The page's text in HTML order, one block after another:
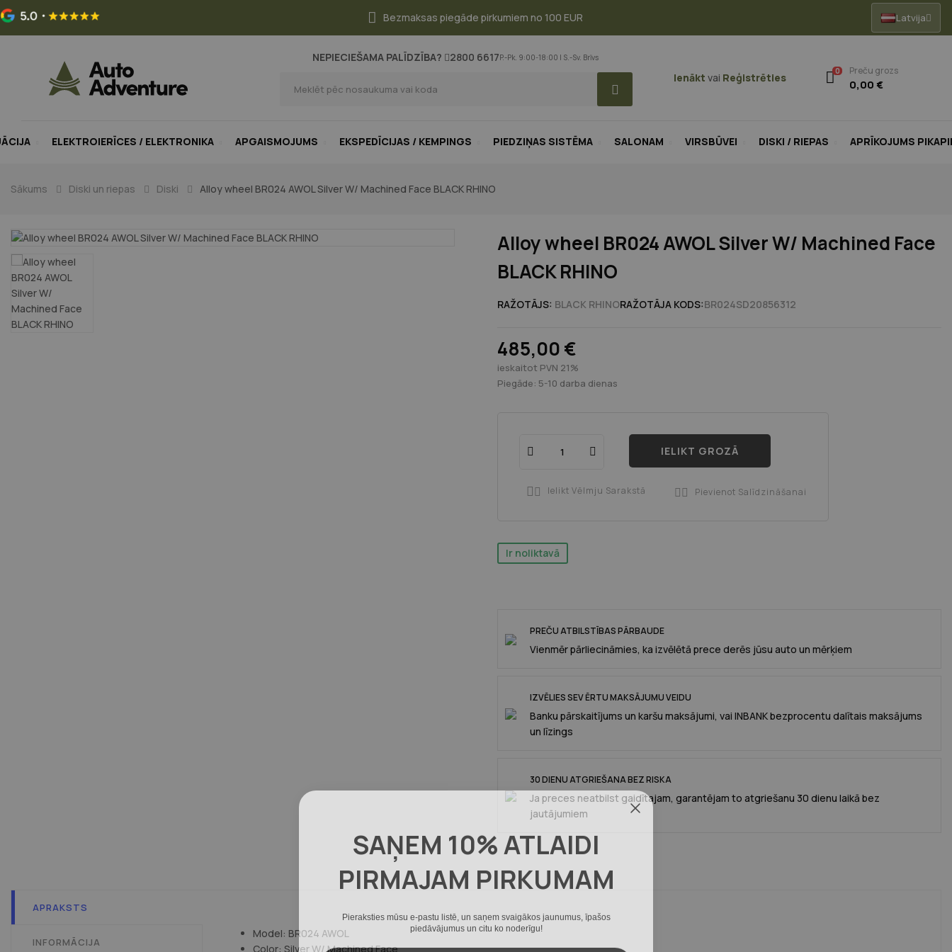
Bezmaksas piegāde pirkumiem no 100 EUR Latvija
NEPIECIEŠAMA PALĪDZĪBA? 2800 6617P.-Pk. 9:00-18:00 | S.-Sv. Brīvs
Ienākt vai Reģistrēties
0 Preču grozs
0,00 €
ELEKTROIERĪCES / ELEKTRONIKA APGAISMOJUMS EKSPEDĪCIJAS / KEMPINGS PIEDZIŅAS SISTĒMA SALONAM VIRSBŪVEI DISKI / RIEPAS APRĪKOJUMS
Sākums Diski un riepas Diski Alloy wheel BR024 AWOL Silver W/ Machined Face BLACK RHINO
Alloy wheel BR024 AWOL Silver W/ Machined Face
BLACK RHINO
RAŽOTĀJS: BLACK RHINORAŽOTĀJA KODS:BR024SD20856312
485,00 €
ieskaitot PVN 21%
Piegāde: 5-10 darba dienas
IELIKT GROZĀ
 Ielikt Vēlmju Sarakstā  Pievienot Salīdzināšanai
Ir noliktavā
PREČU ATBILSTĪBAS PĀRBAUDE
Vienmēr pārliecināmies, ka izvēlētā prece derēs jūsu auto un mērķiem
IZVĒLIES SEV ĒRTU MAKSĀJUMU VEIDU
Banku pārskaitījums un karšu maksājumi, vai INBANK bezprocentu dalītais maksājums
un līzings
30 DIENU ATGRIEŠANA BEZ RISKA
Ja preces neatbilst gaidītajam, garantējam to atgriešanu 30 dienu laikā bez
jautājumiem
APRAKSTS
INFORMĀCIJA
Model: BR024 AWOL
Color: Silver W/ Machined Face
SAŅEM 10% ATLAIDI
PIRMAJAM PIRKUMAM
piedāvājumus un citu ko noderīgu!